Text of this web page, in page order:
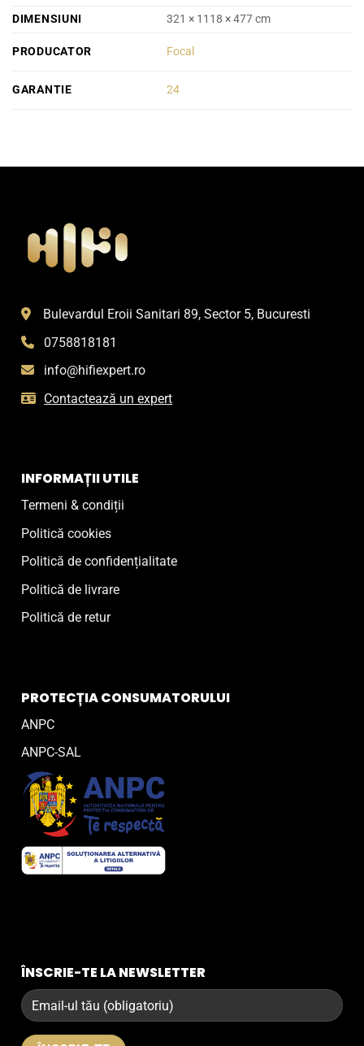
DIMENSIUNI
321 × 1118 × 477 cm
PRODUCATOR Focal
GARANTIE 24
Bulevardul Eroii Sanitari 89, Sector 5, Bucuresti
0758818181
info@hifiexpert.ro
Contactează un expert
INFORMAȚII UTILE
Termeni & condiții
Politică cookies
Politică de confidențialitate
Politică de livrare
Politică de retur
PROTECȚIA CONSUMATORULUI
ANPC
ANPC-SAL
ÎNSCRIE-TE LA NEWSLETTER